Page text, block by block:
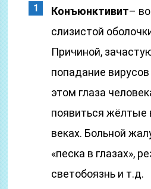
Конъюнктивит–
слизистой
Причиной,
попадание
этом глаза
появиться жёлтые
веках. Больной
«песка в глазах»,
светобоязнь и т.д.